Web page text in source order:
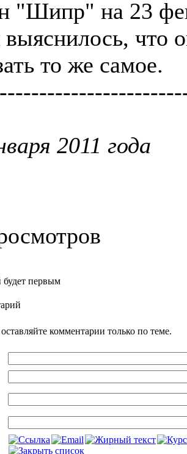
"Шипр" на 23
выяснилось,
то же самое.
2011 года
первым
комментарии только по теме.